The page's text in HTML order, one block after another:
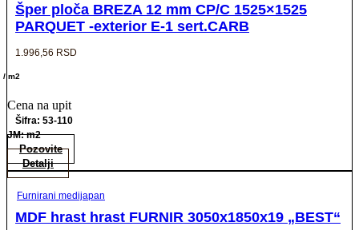
Šper ploča BREZA 12 mm CP/C 1525×1525
PARQUET -exterior E-1 sert.CARB
1.996,56 RSD
/ m2
Cena na upit
Šifra: 53-110
JM: m2
Pozovite
Detalji
Furnirani medijapan
MDF hrast hrast FURNIR 3050x1850x19 „BEST“